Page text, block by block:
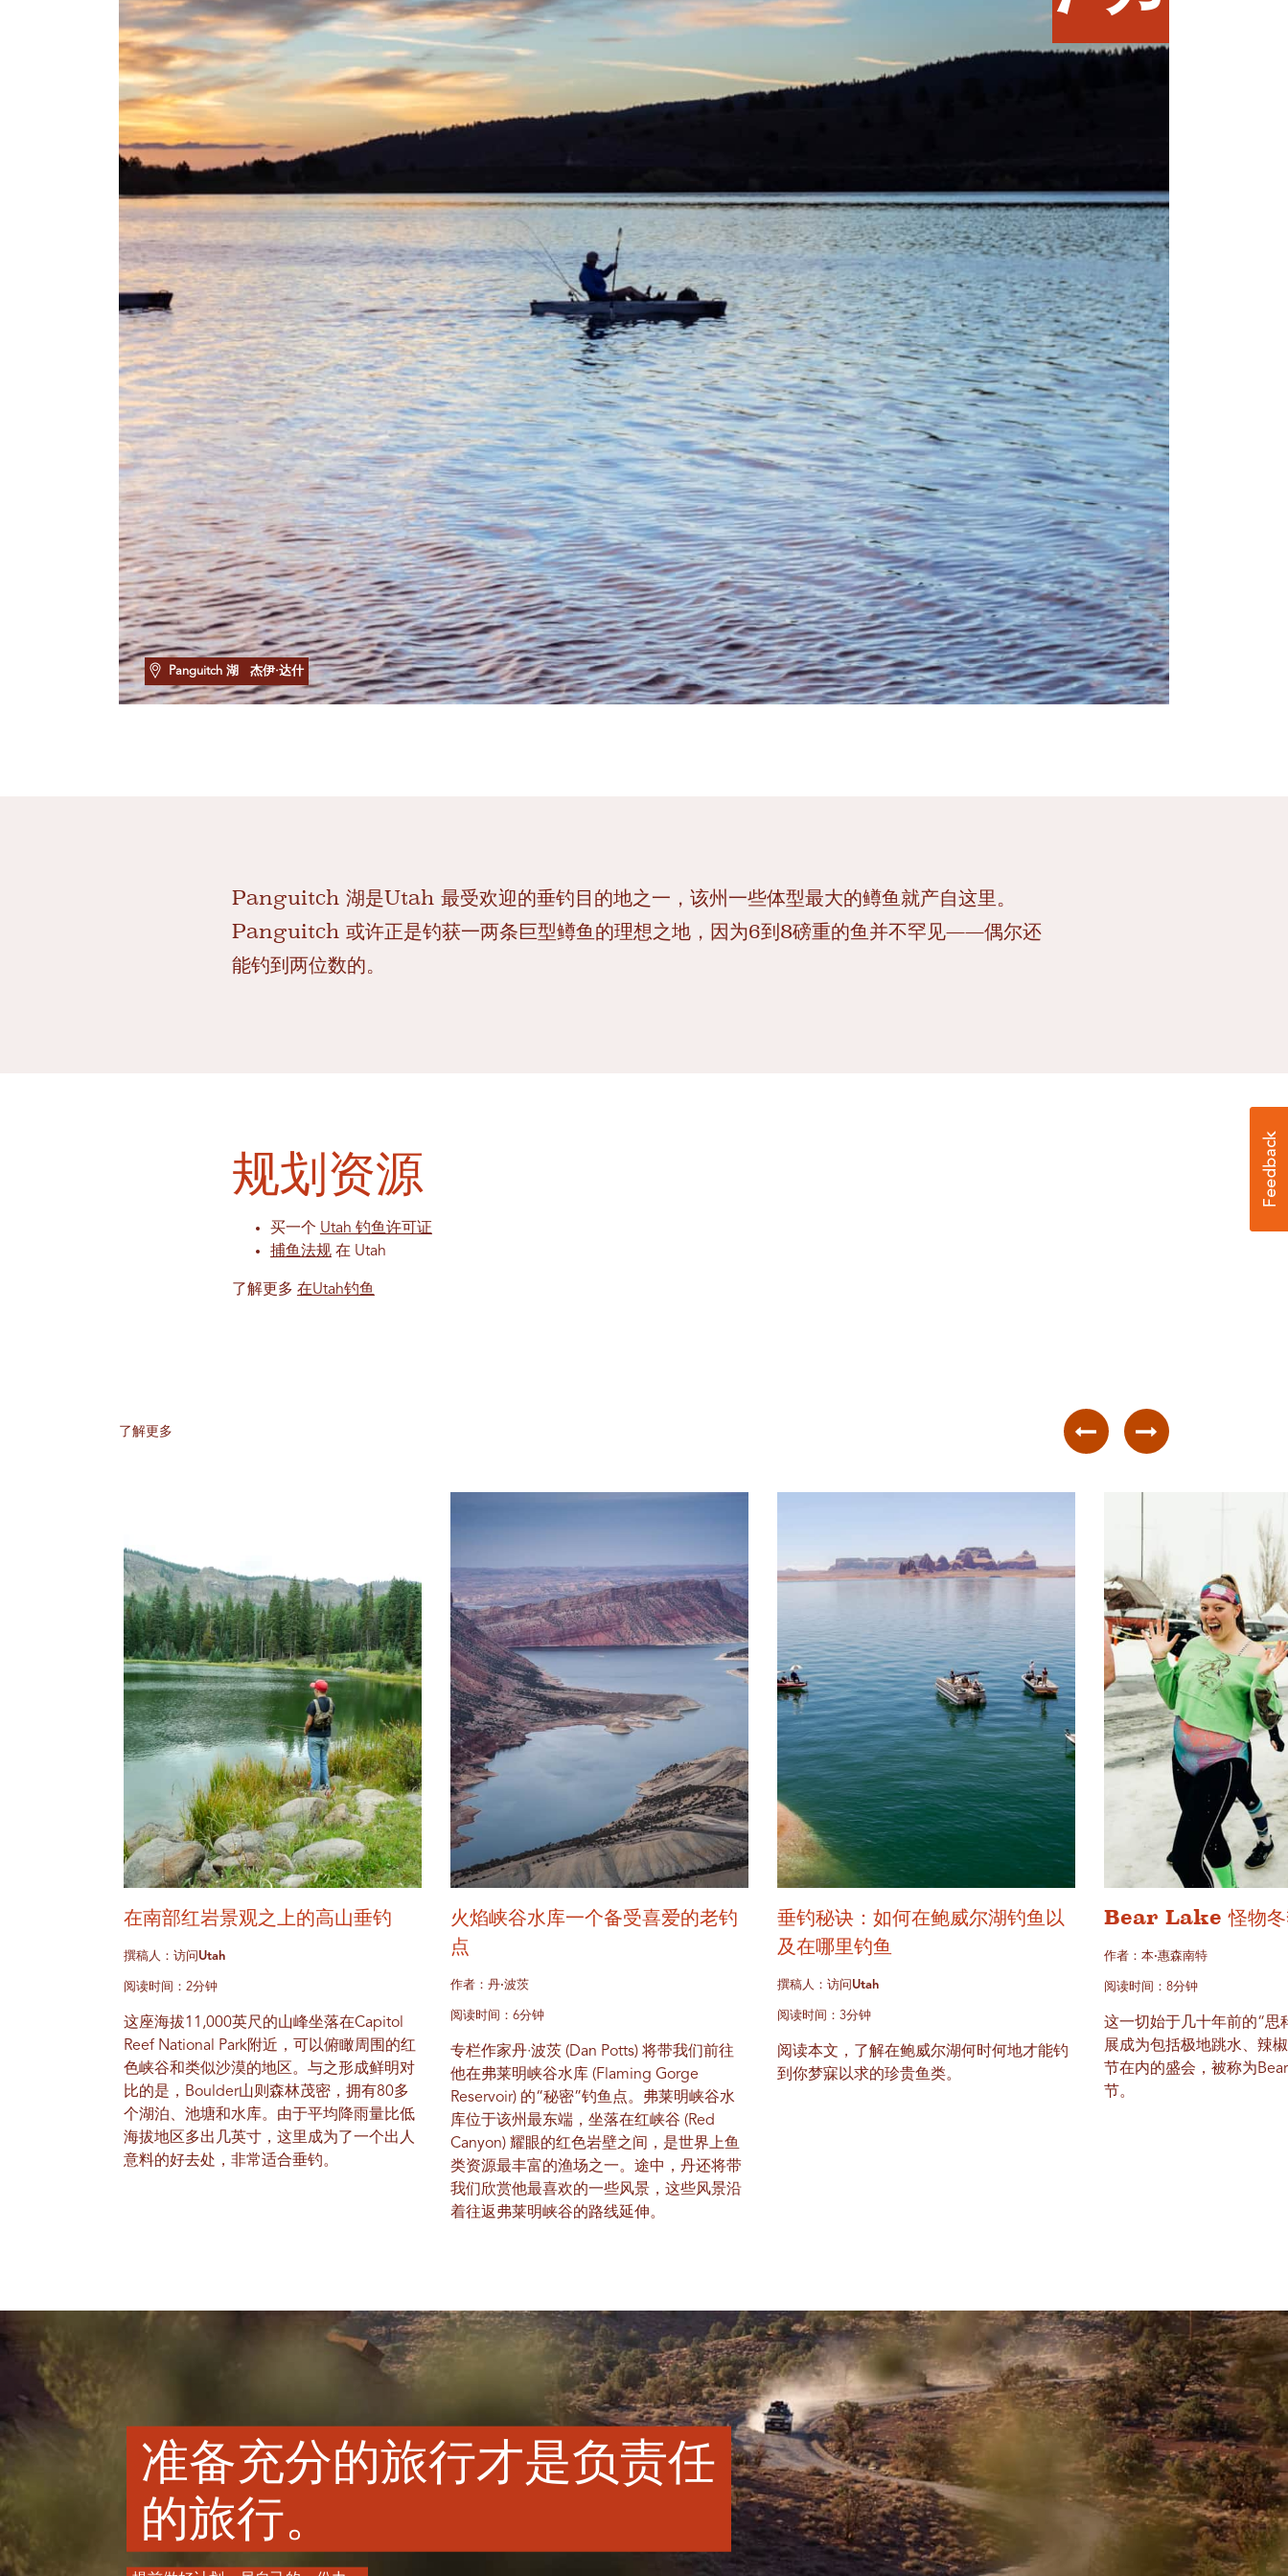
Panguitch 湖 杰伊·达什
Panguitch 湖是Utah 最受欢迎的垂钓目的地之一，该州一些体型最大的鳟鱼就产自这里。
Panguitch 或许正是钓获一两条巨型鳟鱼的理想之地，因为6到8磅重的鱼并不罕见——偶尔还
能钓到两位数的。
规划资源
买一个 Utah 钓鱼许可证
捕鱼法规在 Utah
了解更多 在Utah钓鱼
了解更多
在南部红岩景观之上的高山垂钓
撰稿人：访问Utah
阅读时间：2分钟
这座海拔11,000英尺的山峰坐落在Capitol
Reef National Park附近，可以俯瞰周围的红
色峡谷和类似沙漠的地区。与之形成鲜明对
比的是，Boulder山则森林茂密，拥有80多
个湖泊、池塘和水库。由于平均降雨量比低
海拔地区多出几英寸，这里成为了一个出人
意料的好去处，非常适合垂钓。
火焰峡谷水库一个备受喜爱的老钓
点
作者：丹·波茨
阅读时间：6分钟
专栏作家丹·波茨 (Dan Potts) 将带我们前往
他在弗莱明峡谷水库 (Flaming Gorge
Reservoir) 的“秘密”钓鱼点。弗莱明峡谷水
库位于该州最东端，坐落在红峡谷 (Red
Canyon) 耀眼的红色岩壁之间，是世界上鱼
类资源最丰富的渔场之一。途中，丹还将带
我们欣赏他最喜欢的一些风景，这些风景沿
着往返弗莱明峡谷的路线延伸。
垂钓秘诀：如何在鲍威尔湖钓鱼以
及在哪里钓鱼
撰稿人：访问Utah
阅读时间：3分钟
阅读本文，了解在鲍威尔湖何时何地才能钓
到你梦寐以求的珍贵鱼类。
Bear Lake 怪物冬
作者：本·惠森南特
阅读时间：8分钟
这一切始于几十年前的“思
展成为包括极地跳水、辣
节在内的盛会，被称为
节。
准备充分的旅行才是负责任
的旅行。